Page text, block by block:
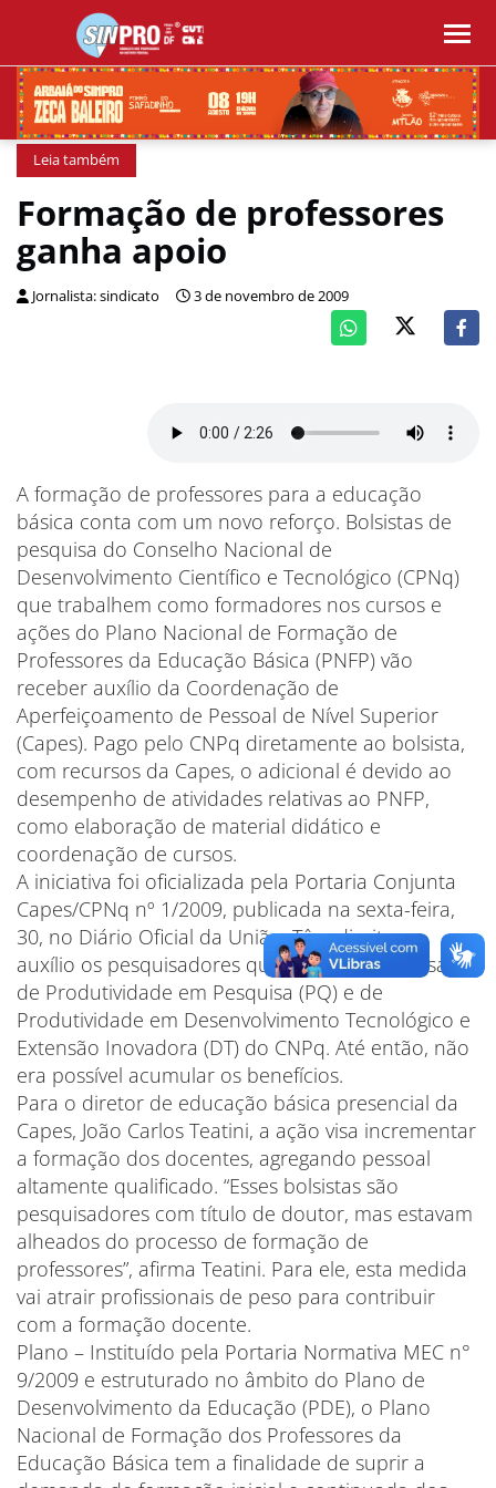
Leia também
Formação de professores
ganha apoio
Jornalista: sindicato 3 de novembro de 2009
A formação de professores para a educação
básica conta com um novo reforço. Bolsistas de
pesquisa do Conselho Nacional de
Desenvolvimento Científico e Tecnológico (CPNq)
que trabalhem como formadores nos cursos e
ações do Plano Nacional de Formação de
Professores da Educação Básica (PNFP) vão
receber auxílio da Coordenação de
Aperfeiçoamento de Pessoal de Nível Superior
(Capes). Pago pelo CNPq diretamente ao bolsista,
com recursos da Capes, o adicional é devido ao
desempenho de atividades relativas ao PNFP,
como elaboração de material didático e
coordenação de cursos.
A iniciativa foi oficializada pela Portaria Conjunta
Capes/CPNq nº 1/2009, publicada na sexta-feira,
30, no Diário Oficial da União. Têm direito ao
auxílio os pesquisadores que recebem as bolsas
de Produtividade em Pesquisa (PQ) e de
Produtividade em Desenvolvimento Tecnológico e
Extensão Inovadora (DT) do CNPq. Até então, não
era possível acumular os benefícios.
Para o diretor de educação básica presencial da
Capes, João Carlos Teatini, a ação visa incrementar
a formação dos docentes, agregando pessoal
altamente qualificado. “Esses bolsistas são
pesquisadores com título de doutor, mas estavam
alheados do processo de formação de
professores”, afirma Teatini. Para ele, esta medida
vai atrair profissionais de peso para contribuir
com a formação docente.
Plano – Instituído pela Portaria Normativa MEC n°
9/2009 e estruturado no âmbito do Plano de
Desenvolvimento da Educação (PDE), o Plano
Nacional de Formação dos Professores da
Educação Básica tem a finalidade de suprir a